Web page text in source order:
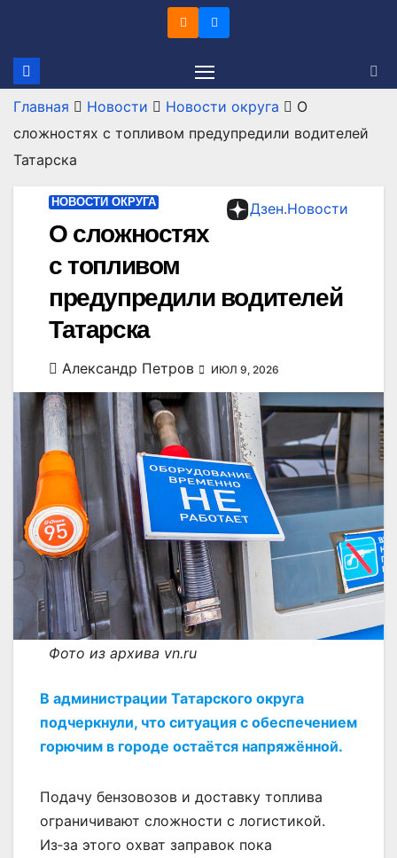
содержимому
Главная Новости Новости округа
О
сложностях с топливом предупредили водителей
Татарска
Дзен.Новости
НОВОСТИ ОКРУГА
О сложностях
с топливом
предупредили водителей
Татарска
Александр Петров ИЮЛ 9, 2026
Фото из архива vn.ru
В администрации Татарского округа
подчеркнули, что ситуация с обеспечением
горючим в городе остаётся напряжённой.
Подачу бензовозов и доставку топлива
ограничивают сложности с логистикой.
Из‑за этого охват заправок пока